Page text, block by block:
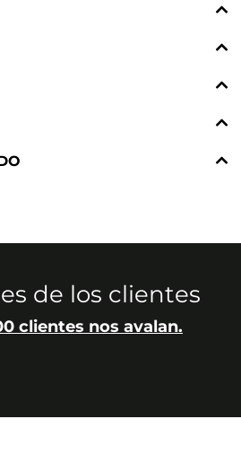
de los clientes
clientes nos avalan.